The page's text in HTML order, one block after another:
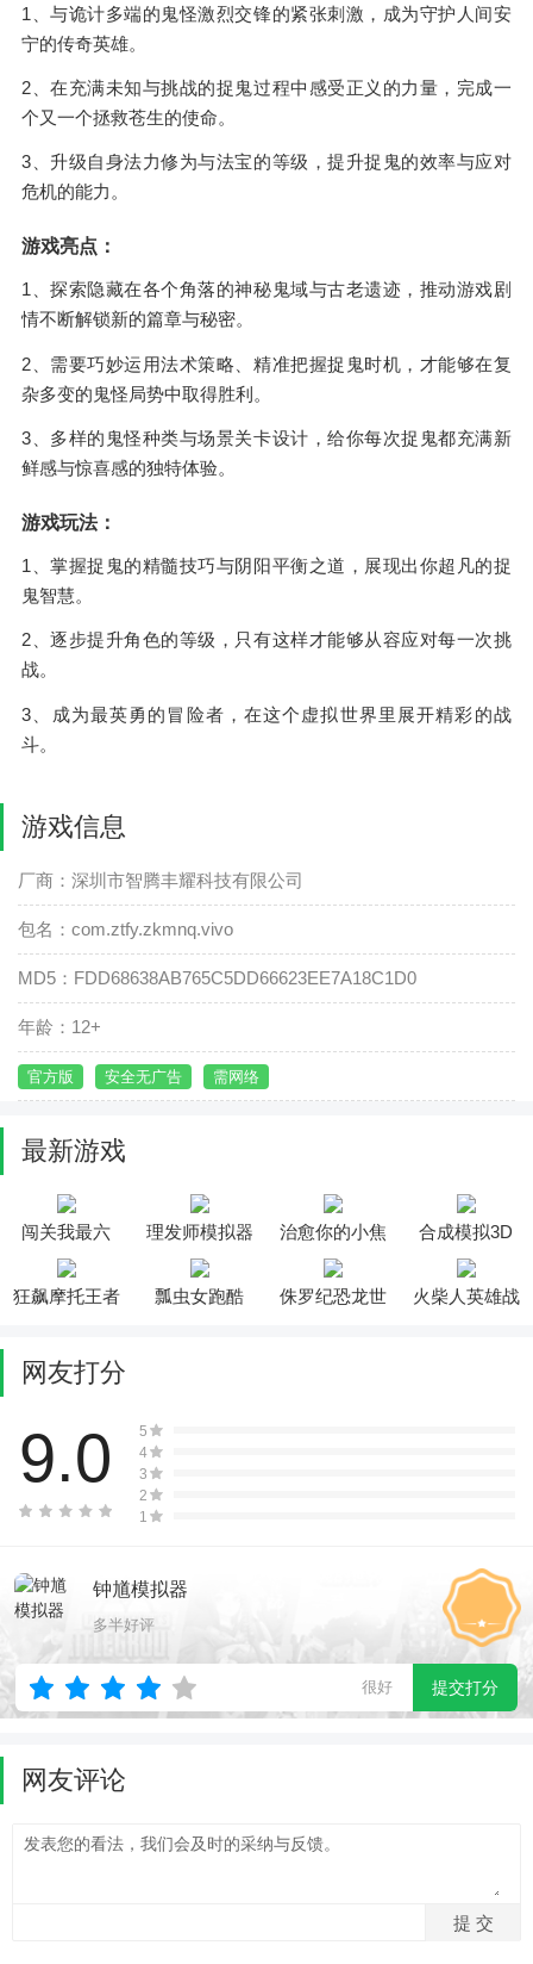
1、与诡计多端的鬼怪激烈交锋的紧张刺激，成为守护人间安
宁的传奇英雄。
2、在充满未知与挑战的捉鬼过程中感受正义的力量，完成一
个又一个拯救苍生的使命。
3、升级自身法力修为与法宝的等级，提升捉鬼的效率与应对
危机的能力。
游戏亮点：
1、探索隐藏在各个角落的神秘鬼域与古老遗迹，推动游戏剧
情不断解锁新的篇章与秘密。
2、需要巧妙运用法术策略、精准把握捉鬼时机，才能够在复
杂多变的鬼怪局势中取得胜利。
3、多样的鬼怪种类与场景关卡设计，给你每次捉鬼都充满新
鲜感与惊喜感的独特体验。
游戏玩法：
1、掌握捉鬼的精髓技巧与阴阳平衡之道，展现出你超凡的捉
鬼智慧。
2、逐步提升角色的等级，只有这样才能够从容应对每一次挑
战。
3、成为最英勇的冒险者，在这个虚拟世界里展开精彩的战
斗。
游戏信息
厂商：深圳市智腾丰耀科技有限公司
包名：com.ztfy.zkmnq.vivo
MD5：FDD68638AB765C5DD66623EE7A18C1D0
年龄：12+
官方版 安全无广告 需网络
最新游戏
闯关我最六 理发师模拟器
治愈你的小焦
虑
合成模拟3D
狂飙摩托王者 瓢虫女跑酷
侏罗纪恐龙世
火柴人英雄战
网友打分
9.0
5
4
3
2
1
钟馗模拟器
多半好评
很好 提交打分
网友评论